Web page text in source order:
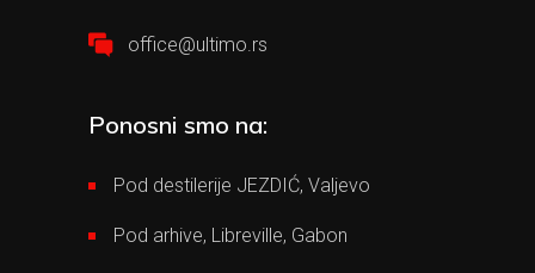
office@ultimo.rs
Ponosni smo na:
Pod destilerije JEZDIĆ, Valjevo
Pod arhive, Libreville, Gabon